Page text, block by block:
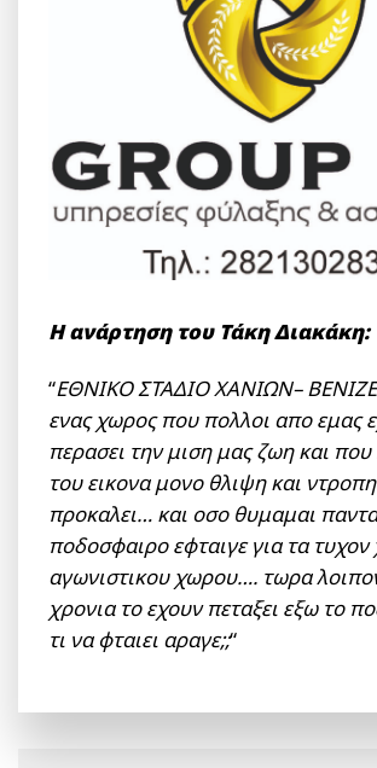
Η ανάρτηση του Τάκη Διακάκη:
“ΕΘΝΙΚΟ ΣΤΑΔΙΟ ΧΑΝΙΩΝ–
ενας χωρος που πολλοι απο εμας
περασει την μιση μας ζωη και που
του εικονα μονο θλιψη και
προκαλει… και οσο θυμαμαι
ποδοσφαιρο εφταιγε για τα τυχον
αγωνιστικου χωρου…. τωρα
χρονια το εχουν πεταξει εξω το
τι να φταιει αραγε;;“